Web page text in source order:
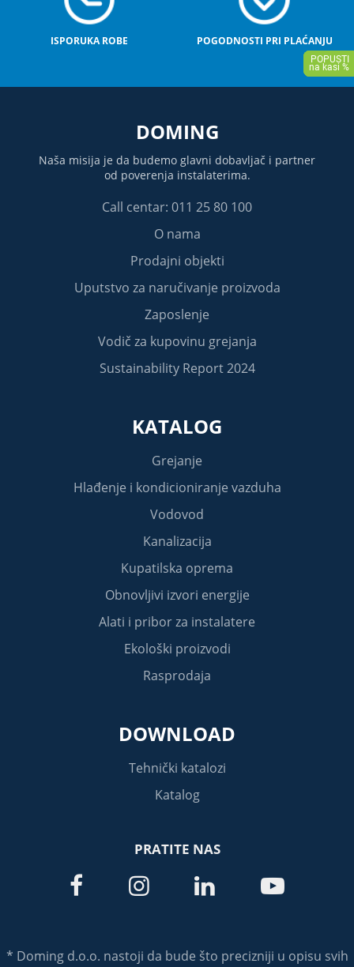
ISPORUKA ROBE POGODNOSTI PRI PLAĆANJU
DOMING
Naša misija je da budemo glavni dobavljač i partner
od poverenja instalaterima.
Call centar: 011 25 80 100
O nama
Prodajni objekti
Uputstvo za naručivanje proizvoda
Zaposlenje
Vodič za kupovinu grejanja
Sustainability Report 2024
KATALOG
Grejanje
Hlađenje i kondicioniranje vazduha
Vodovod
Kanalizacija
Kupatilska oprema
Obnovljivi izvori energije
Alati i pribor za instalatere
Ekološki proizvodi
Rasprodaja
DOWNLOAD
Tehnički katalozi
Katalog
PRATITE NAS
   
* Doming d.o.o. nastoji da bude što precizniji u opisu svih